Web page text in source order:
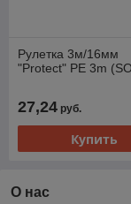
Рулетка 3м/16мм
"Protect" PE 3m
27,24 руб.
Купить
О нас